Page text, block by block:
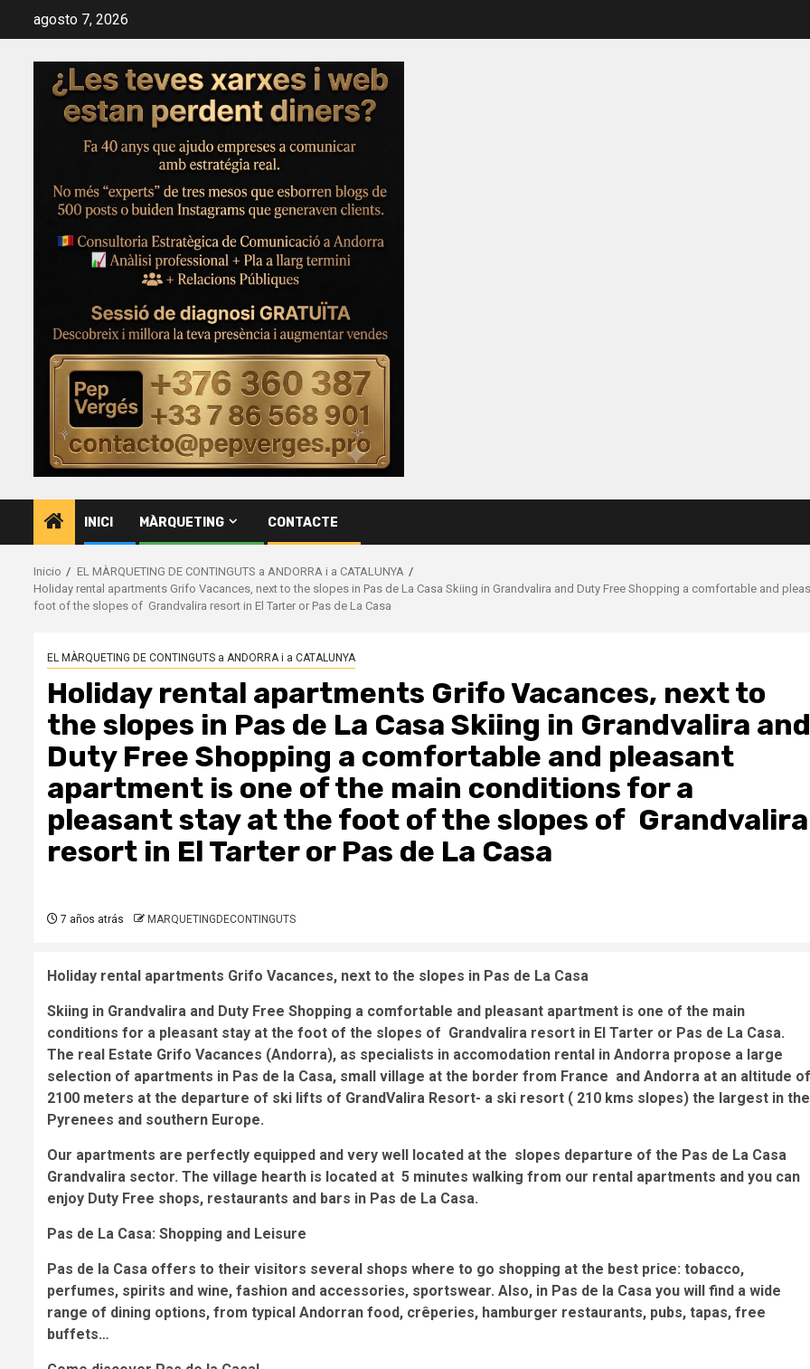
agosto 7, 2026
INICI MÀRQUETING CONTACTE
Inicio
EL MÀRQUETING DE CONTINGUTS a ANDORRA i a CATALUNYA
Holiday rental apartments Grifo Vacances, next to the slopes in Pas de La Casa Skiing in Grandvalira and Duty Free Shopping a comfortable and
foot of the slopes of Grandvalira resort in El Tarter or Pas de La Casa
EL MÀRQUETING DE CONTINGUTS a ANDORRA i a CATALUNYA
Holiday rental apartments Grifo Vacances, next to
the slopes in Pas de La Casa Skiing in Grandvalira and
Duty Free Shopping a comfortable and pleasant
apartment is one of the main conditions for a
pleasant stay at the foot of the slopes of Grandvalira
resort in El Tarter or Pas de La Casa
7 años atrás MARQUETINGDECONTINGUTS
Holiday rental apartments Grifo Vacances, next to the slopes in Pas de La Casa
Skiing in Grandvalira and Duty Free Shopping a comfortable and pleasant apartment is one of the main
conditions for a pleasant stay at the foot of the slopes of Grandvalira resort in El Tarter or Pas de La Casa.
The real Estate Grifo Vacances (Andorra), as specialists in accomodation rental in Andorra propose a large
selection of apartments in Pas de la Casa, small village at the border from France and Andorra at an altitude of
2100 meters at the departure of ski lifts of GrandValira Resort- a ski resort ( 210 kms slopes) the largest in the
Pyrenees and southern Europe.
Our apartments are perfectly equipped and very well located at the slopes departure of the Pas de La Casa
Grandvalira sector. The village hearth is located at 5 minutes walking from our rental apartments and you can
enjoy Duty Free shops, restaurants and bars in Pas de La Casa.
Pas de La Casa: Shopping and Leisure
Pas de la Casa offers to their visitors several shops where to go shopping at the best price: tobacco,
perfumes, spirits and wine, fashion and accessories, sportswear. Also, in Pas de la Casa you will find a wide
range of dining options, from typical Andorran food, crêperies, hamburger restaurants, pubs, tapas, free
buffets…